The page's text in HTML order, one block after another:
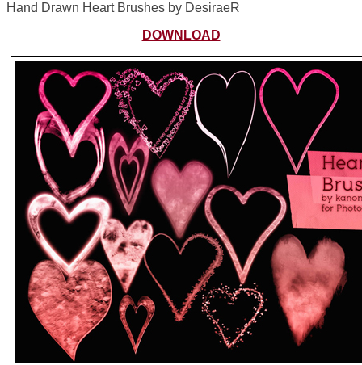
Hand Drawn Heart Brushes by DesiraeR
DOWNLOAD